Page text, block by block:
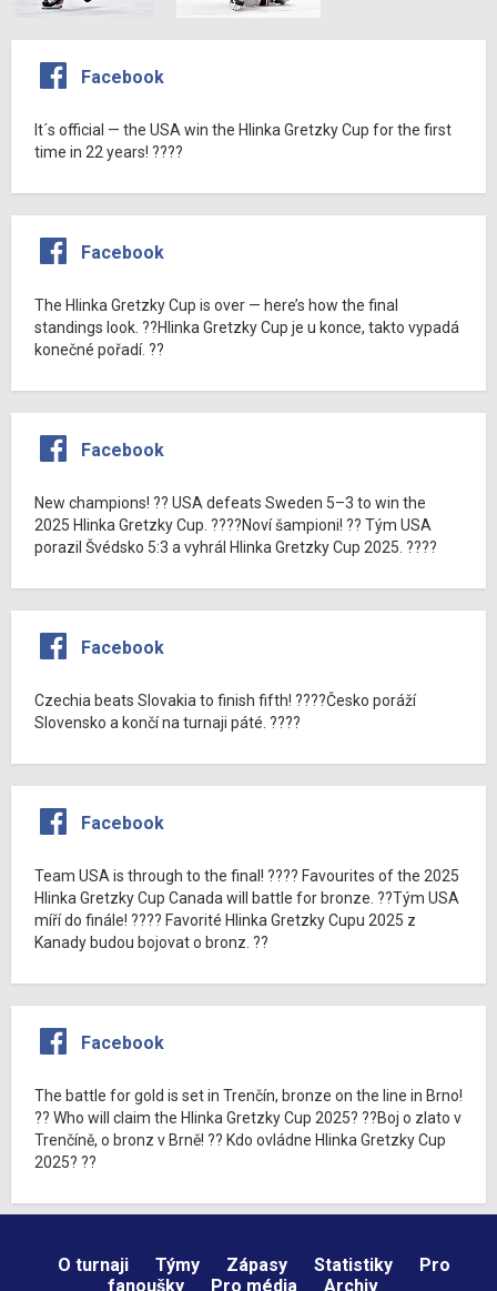
Facebook
It´s official — the USA win the Hlinka Gretzky Cup for the first
time in 22 years! ????
Facebook
The Hlinka Gretzky Cup is over — here’s how the final
standings look. ??Hlinka Gretzky Cup je u konce, takto vypadá
konečné pořadí. ??
Facebook
New champions! ?? USA defeats Sweden 5–3 to win the
2025 Hlinka Gretzky Cup. ????Noví šampioni! ?? Tým USA
porazil Švédsko 5:3 a vyhrál Hlinka Gretzky Cup 2025. ????
Facebook
Czechia beats Slovakia to finish fifth! ????Česko poráží
Slovensko a končí na turnaji páté. ????
Facebook
Team USA is through to the final! ???? Favourites of the 2025
Hlinka Gretzky Cup Canada will battle for bronze. ??Tým USA
míří do finále! ???? Favorité Hlinka Gretzky Cupu 2025 z
Kanady budou bojovat o bronz. ??
Facebook
The battle for gold is set in Trenčín, bronze on the line in Brno!
?? Who will claim the Hlinka Gretzky Cup 2025? ??Boj o zlato v
Trenčíně, o bronz v Brně! ?? Kdo ovládne Hlinka Gretzky Cup
2025? ??
O turnaji Týmy Zápasy Statistiky
Pro
fanoušky
Pro média Archiv